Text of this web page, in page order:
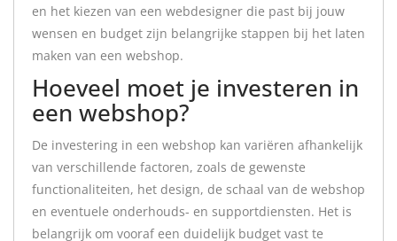
en het kiezen van een webdesigner die past bij jouw
wensen en budget zijn belangrijke stappen bij het laten
maken van een webshop.
Hoeveel moet je investeren in
een webshop?
De investering in een webshop kan variëren afhankelijk
van verschillende factoren, zoals de gewenste
functionaliteiten, het design, de schaal van de webshop
en eventuele onderhouds- en supportdiensten. Het is
belangrijk om vooraf een duidelijk budget vast te